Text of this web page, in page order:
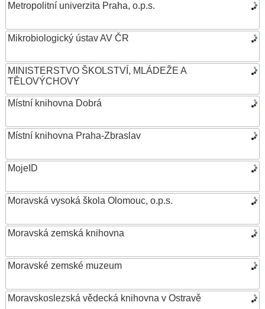
Metropolitní univerzita Praha, o.p.s.
Mikrobiologický ústav AV ČR
MINISTERSTVO ŠKOLSTVÍ, MLÁDEŽE A
TĚLOVÝCHOVY
Místní knihovna Dobrá
Místní knihovna Praha-Zbraslav
MojeID
Moravská vysoká škola Olomouc, o.p.s.
Moravská zemská knihovna
Moravské zemské muzeum
Moravskoslezská vědecká knihovna v Ostravě